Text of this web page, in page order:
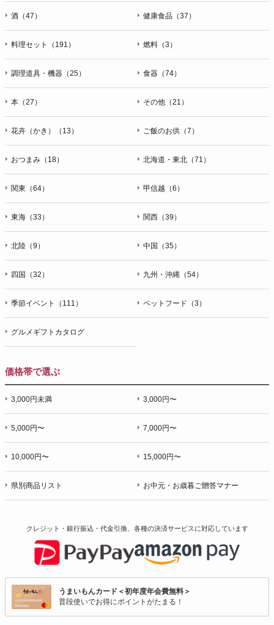
酒（47） 健康食品（37）
料理セット（191） 燃料（3）
調理道具・機器（25） 食器（74）
本（27） その他（21）
花卉（かき）（13） ご飯のお供（7）
おつまみ（18） 北海道・東北（71）
関東（64） 甲信越（6）
東海（33） 関西（39）
北陸（9） 中国（35）
四国（32） 九州・沖縄（54）
季節イベント（111） ペットフード（3）
グルメギフトカタログ
価格帯で選ぶ
3,000円未満 3,000円〜
5,000円〜 7,000円〜
10,000円〜 15,000円〜
県別商品リスト お中元・お歳暮ご贈答マナー
クレジット・銀行振込・代金引換、各種の決済サービスに対応しています
うまいもんカード＜初年度年会費無料＞
普段使いでお得にポイントがたまる！